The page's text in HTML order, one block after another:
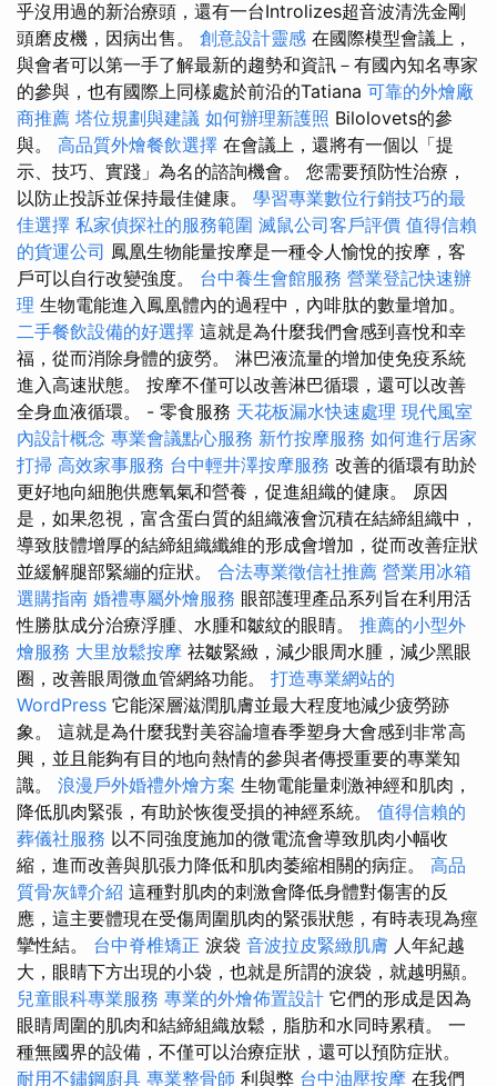
乎沒用過的新治療頭，還有一台Introlizes超音波清洗金剛
頭磨皮機，因病出售。 創意設計靈感 在國際模型會議上，
與會者可以第一手了解最新的趨勢和資訊－有國內知名專家
的參與，也有國際上同樣處於前沿的Tatiana 可靠的外燴廠
商推薦 塔位規劃與建議 如何辦理新護照 Bilolovets的參
與。 高品質外燴餐飲選擇 在會議上，還將有一個以「提
示、技巧、實踐」為名的諮詢機會。 您需要預防性治療，
以防止投訴並保持最佳健康。 學習專業數位行銷技巧的最
佳選擇 私家偵探社的服務範圍 滅鼠公司客戶評價 值得信賴
的貨運公司 鳳凰生物能量按摩是一種令人愉悅的按摩，客
戶可以自行改變強度。 台中養生會館服務 營業登記快速辦
理 生物電能進入鳳凰體內的過程中，內啡肽的數量增加。
二手餐飲設備的好選擇 這就是為什麼我們會感到喜悅和幸
福，從而消除身體的疲勞。 淋巴液流量的增加使免疫系統
進入高速狀態。 按摩不僅可以改善淋巴循環，還可以改善
全身血液循環。 - 零食服務 天花板漏水快速處理 現代風室
內設計概念 專業會議點心服務 新竹按摩服務 如何進行居家
打掃 高效家事服務 台中輕井澤按摩服務 改善的循環有助於
更好地向細胞供應氧氣和營養，促進組織的健康。 原因
是，如果忽視，富含蛋白質的組織液會沉積在結締組織中，
導致肢體增厚的結締組織纖維的形成會增加，從而改善症狀
並緩解腿部緊繃的症狀。 合法專業徵信社推薦 營業用冰箱
選購指南 婚禮專屬外燴服務 眼部護理產品系列旨在利用活
性勝肽成分治療浮腫、水腫和皺紋的眼睛。 推薦的小型外
燴服務 大里放鬆按摩 祛皺緊緻，減少眼周水腫，減少黑眼
圈，改善眼周微血管網絡功能。 打造專業網站的
WordPress 它能深層滋潤肌膚並最大程度地減少疲勞跡
象。 這就是為什麼我對美容論壇春季塑身大會感到非常高
興，並且能夠有目的地向熱情的參與者傳授重要的專業知
識。 浪漫戶外婚禮外燴方案 生物電能量刺激神經和肌肉，
降低肌肉緊張，有助於恢復受損的神經系統。 值得信賴的
葬儀社服務 以不同強度施加的微電流會導致肌肉小幅收
縮，進而改善與肌張力降低和肌肉萎縮相關的病症。 高品
質骨灰罈介紹 這種對肌肉的刺激會降低身體對傷害的反
應，這主要體現在受傷周圍肌肉的緊張狀態，有時表現為痙
攣性結。 台中脊椎矯正 淚袋 音波拉皮緊緻肌膚 人年紀越
大，眼睛下方出現的小袋，也就是所謂的淚袋，就越明顯。
兒童眼科專業服務 專業的外燴佈置設計 它們的形成是因為
眼睛周圍的肌肉和結締組織放鬆，脂肪和水同時累積。 一
種無國界的設備，不僅可以治療症狀，還可以預防症狀。
耐用不鏽鋼廚具 專業整骨師 利與弊 台中油壓按摩 在我們